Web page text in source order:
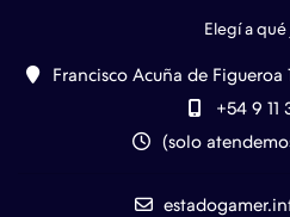
Francisco Acuña de
+54 9 11
(solo